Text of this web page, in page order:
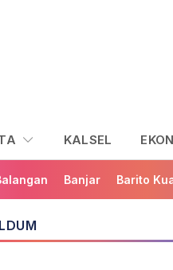
KALSEL
Banjar Barito